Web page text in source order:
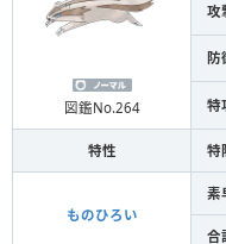
図鑑No.264
攻
防
特
特性 特
ものひろい
素
合